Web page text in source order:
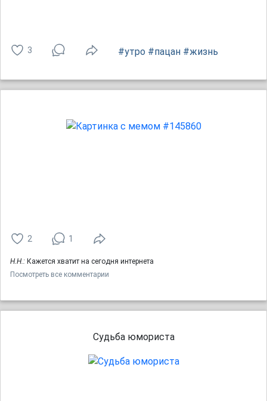
3 #утро #пацан #жизнь
2 1
Н.Н.: Кажется хватит на сегодня интернета
Посмотреть все комментарии
Судьба юмориста